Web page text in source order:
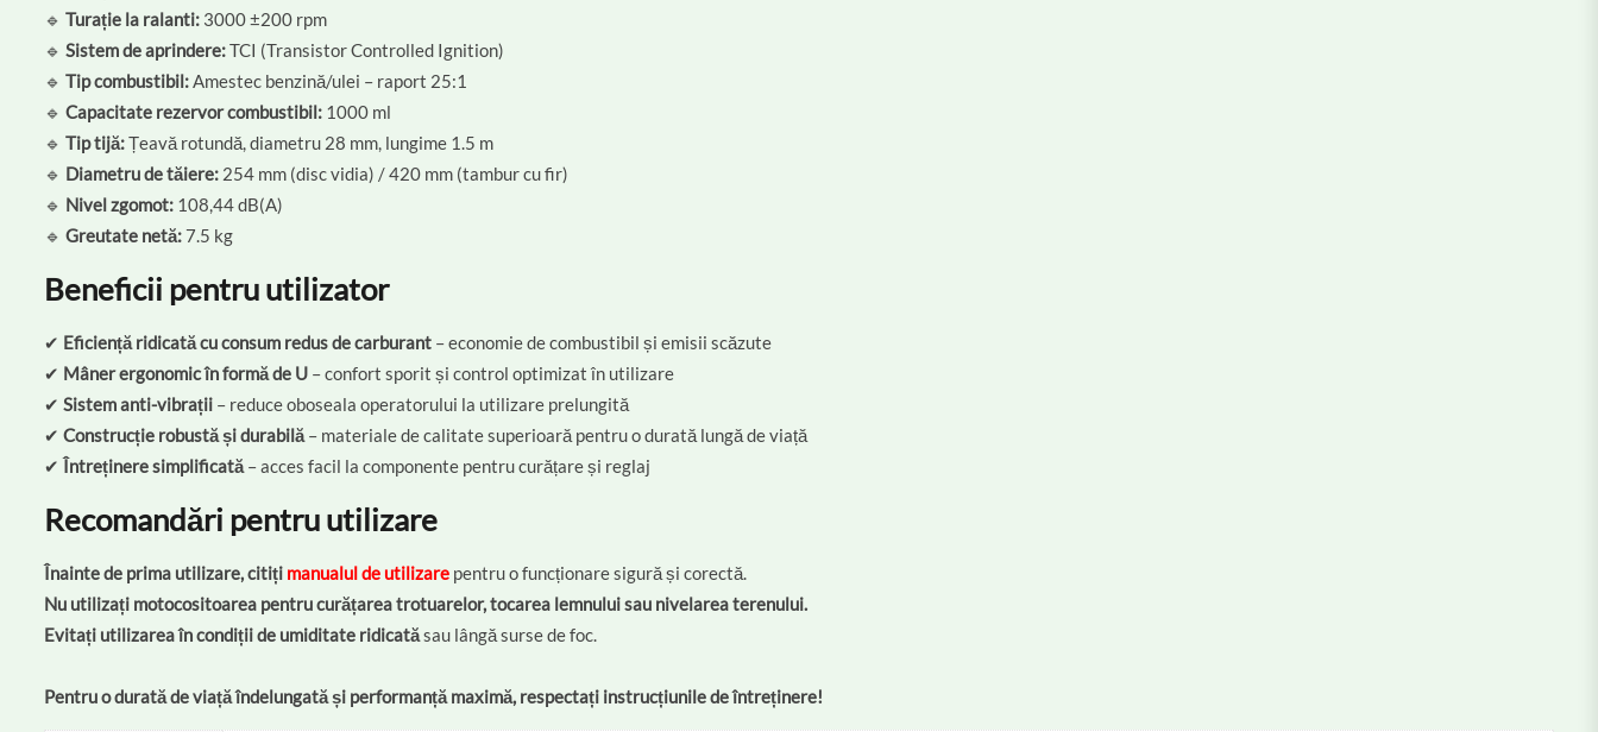
🔹 Turație la ralanti: 3000 ±200 rpm
🔹 Sistem de aprindere:TCI (Transistor Controlled Ignition)
🔹 Tip combustibil:Amestec benzină/ulei – raport 25:1
🔹 Capacitate rezervor combustibil: 1000 ml
🔹 Tip tijă:Țeavă rotundă, diametru 28 mm, lungime 1.5 m
🔹 Diametru de tăiere: 254 mm (disc vidia) / 420 mm (tambur cu fir)
🔹 Nivel zgomot: 108,44 dB(A)
🔹 Greutate netă:7.5 kg
Beneficii pentru utilizator
✔ Eficiență ridicată cu consum redus de carburant – economie de combustibil și emisii scăzute
✔ Mâner ergonomic în formă de U – confort sporit și control optimizat în utilizare
✔ Sistem anti-vibrații – reduce oboseala operatorului la utilizare prelungită
✔ Construcție robustă și durabilă– materiale de calitate superioară pentru o durată lungă de viață
✔Întreținere simplificată– acces facil la componente pentru curățare și reglaj
Recomandări pentru utilizare
Înainte de prima utilizare, citiți manualul de utilizare pentru o funcționare sigură și corectă.
Nu utilizați motocositoarea pentru curățarea trotuarelor, tocarea lemnului sau nivelarea terenului.
Evitați utilizarea în condiții de umiditate ridicatăsau lângă surse de foc.
Pentru o durată de viață îndelungată și performanță maximă, respectați instrucțiunile de întreținere!